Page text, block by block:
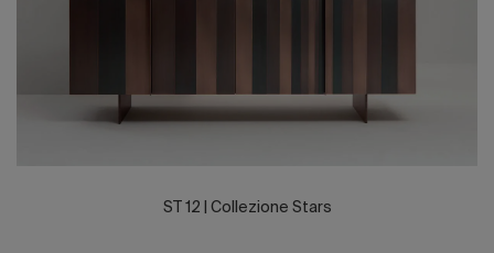
ST 12 | Collezione Stars